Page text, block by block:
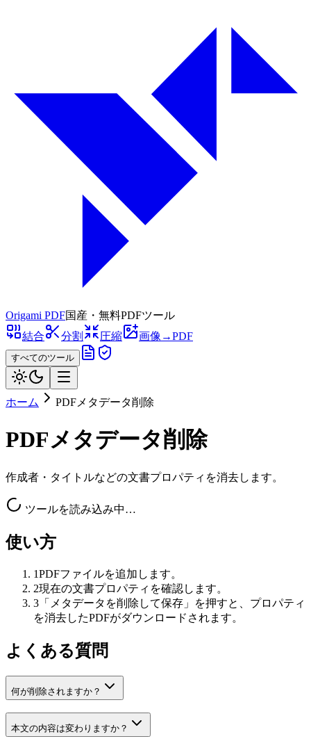
Origami PDF国産・無料PDFツール
結合
分割 圧縮 画像→PDF
すべてのツール
ホーム PDFメタデータ削除
PDFメタデータ削除
作成者・タイトルなどの文書プロパティを消去します。
ツールを読み込み中…
使い方
1PDFファイルを追加します。
2現在の文書プロパティを確認します。
3 「メタデータを削除して保存」を押すと、プロパティ
を消去したPDFがダウンロードされます。
よくある質問
何が削除されますか？
本文の内容は変わりますか？